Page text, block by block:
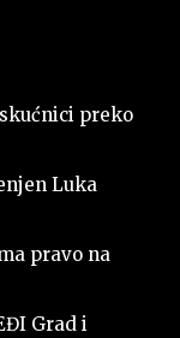
preko
Luka
pravo na
Grad i